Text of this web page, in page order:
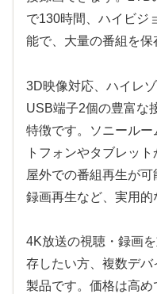
で130時間、ハイビジ
能で、大量の番組を保
3D映像対応、ハイレ
USB端子2個の豊富な
特徴です。ソニール
トフォンやタブレッ
屋外での番組再生が
録画再生など、実用的
4K放送の視聴・録画
存したい方、複数デ
製品です。価格は高